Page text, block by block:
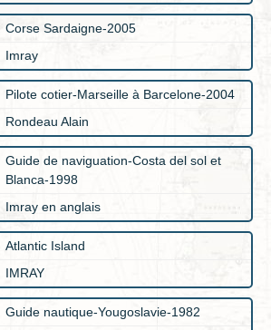
Corse Sardaigne-2005
Imray
Pilote cotier-Marseille à Barcelone-2004
Rondeau Alain
Guide de naviguation-Costa del sol et
Blanca-1998
Imray en anglais
Atlantic Island
IMRAY
Guide nautique-Yougoslavie-1982